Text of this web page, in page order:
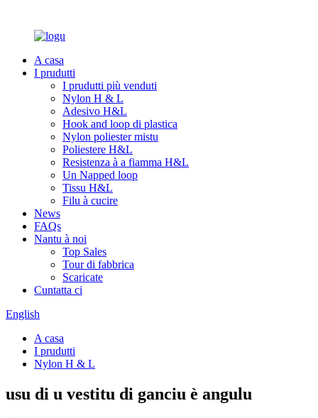
A casa
I prudutti
I prudutti più venduti
Nylon H & L
Adesivo H&L
Hook and loop di plastica
Nylon poliester mistu
Poliestere H&L
Resistenza à a fiamma H&L
Un Napped loop
Tissu H&L
Filu à cucire
News
FAQs
Nantu à noi
Top Sales
Tour di fabbrica
Scaricate
Cuntatta ci
English
A casa
I prudutti
Nylon H & L
usu di u vestitu di ganciu è angulu